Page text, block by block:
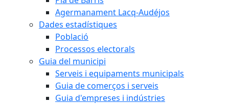
Agermanament Lacq-Audéjos
Dades estadístiques
Població
Processos electorals
Guia del municipi
Serveis i equipaments municipals
Guia de comerços i serveis
Guia d'empreses i indústries